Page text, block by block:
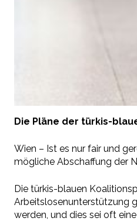
Die Pläne der türkis-
Wien – Ist es nur fair und
mögliche Abschaffung der
Die türkis-blauen
Arbeitslosenunterstützung
werden, und dies sei oft